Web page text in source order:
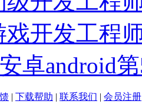
戏开发工程
卓android
| 下载帮助 | 联系我们 | 会员注册